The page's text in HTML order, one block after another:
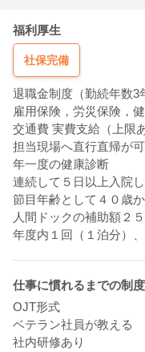
明るいタイプ
新しい事を学ぶ姿勢
技術力がある
教え上手
穏やかな雰囲気
清潔感がある
責任感がある
福利厚生
社保完備
退職金制度（勤続年数3
雇用保険，労災保険，
交通費 実費支給（上限
担当現場へ直行直帰が
年一度の健康診断
連続して５日以上入院
節目年齢として４０歳
人間ドックの補助額２
年度内１回（１泊分）
仕事に慣れるまでの制度
OJT形式
ベテラン社員が教える
社内研修あり